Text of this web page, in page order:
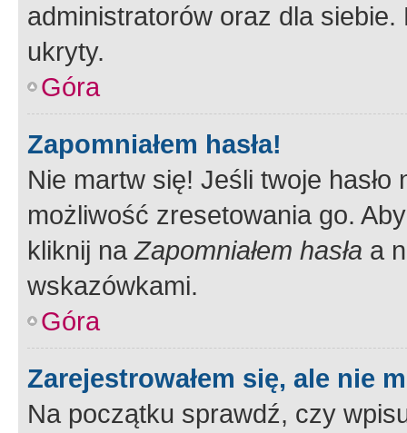
administratorów oraz dla
ukryty.
Góra
Zapomniałem hasła!
Nie martw się! Jeśli twoje
możliwość zresetowania go.
kliknij naZapomniałem hasła a
wskazówkami.
Góra
Zarejestrowałem się, ale nie
Na początku sprawdź, czy